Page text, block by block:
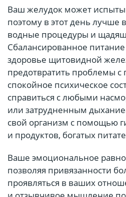
Ваш желудок может
поэтому в этот день лучше
водные процедуры и
Сбалансированное
здоровье щитовидной
предотвратить проблемы с
спокойное психическое
справиться с любыми
или затрудненным
свой организм с помощью
и продуктов, богатых
Ваше эмоциональное
позволяя привязанности
проявляться в ваших